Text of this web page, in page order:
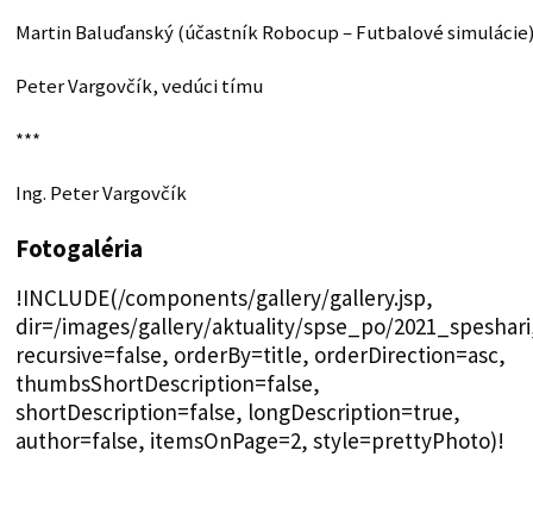
Martin Baluďanský (účastník Robocup – Futbalové
Peter Vargovčík, vedúci tímu
***
Ing. Peter Vargovčík
Fotogaléria
!INCLUDE(/components/gallery/gallery.jsp,
dir=/images/gallery/aktuality/spse_po/
recursive=false, orderBy=title, orderDirection=asc,
thumbsShortDescription=false,
shortDescription=false, longDescription=true,
author=false, itemsOnPage=2, style=prettyPhoto)!